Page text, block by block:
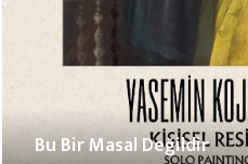
Bu Bir Masal Değildir